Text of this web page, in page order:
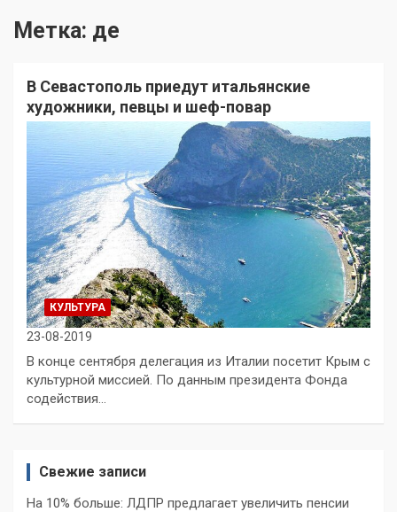
Метка: де
В Севастополь приедут итальянские
художники, певцы и шеф-повар
КУЛЬТУРА
23-08-2019
В конце сентября делегация из Италии посетит Крым с
культурной миссией. По данным президента Фонда
содействия…
Свежие записи
На 10% больше: ЛДПР предлагает увеличить пенсии